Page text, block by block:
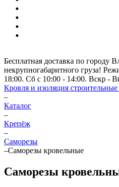
Бесплатная доставка по городу
некрупногабаритного груза!
18:00. Сб с 10:00 - 14:00. Вскр -
Кровля и изоляция
–
Каталог
–
Крепёж
–
Саморезы
–Саморезы кровельные
Саморезы